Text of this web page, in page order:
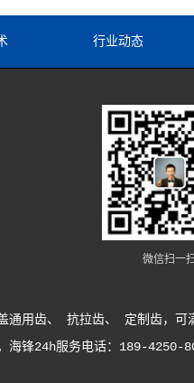
行业动态
微信扫一扫
通用齿、 抗拉齿、 定制齿，可
海锋24h服务电话：189-4250-